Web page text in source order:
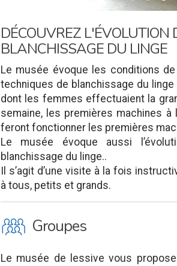
DÉCOUVREZ L'ÉVOLUTION
BLANCHISSAGE DU LINGE
Le musée évoque les conditions
techniques de blanchissage du
dont les femmes effectuaient la
semaine, les premières machines
feront fonctionner les premières
Le musée évoque aussi
blanchissage du linge..
Il s’agit d’une visite à la fois
à tous, petits et grands.
O Groupes
Le musée de lessive vous